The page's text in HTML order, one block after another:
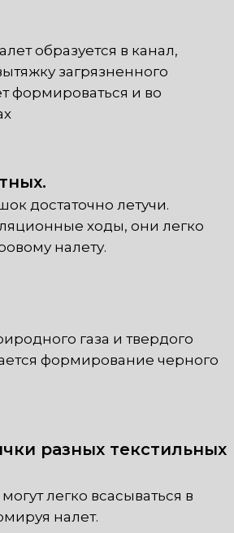
образуется в канал,
загрязненного
формироваться и во
достаточно летучи.
ходы, они легко
налету.
газа и твердого
формирование черного
разных текстильных
легко всасываться в
налет.